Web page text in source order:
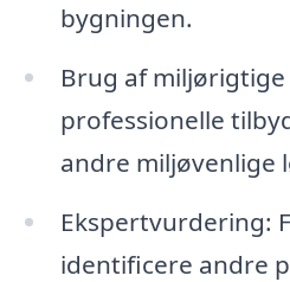
bygningen.
Brug af
professionelle
andre miljøvenlige
Ekspertvurdering:
identificere andre